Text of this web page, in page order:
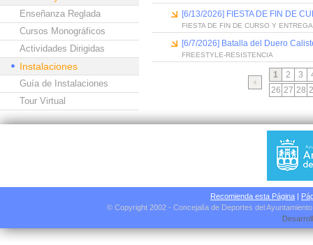
Enseñanza Reglada
Cursos Monográficos
Actividades Dirigidas
Instalaciones
Guía de Instalaciones
Tour Virtual
[6/13/2026] FIESTA DE FIN DE
FIESTA DE FIN DE CURSO Y
[6/7/2026] Batalla del Duero
FREESTYLE-RESISTENCIA
1 2 3
26 27 28
Recomienda esta Página |
© Copyright 2002 - Concejalía de Deportes del